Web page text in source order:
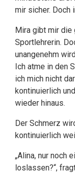
mir sicher. Doch
Mira gibt mir
Sportlehrerin.
unangenehm
Ich atme in den
ich mich nicht
kontinuierlich
wieder hinaus.
Der Schmerz
kontinuierlich
„Alina, nur noch
loslassen?“,